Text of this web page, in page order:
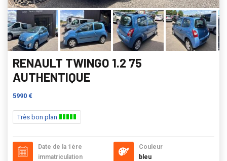
RENAULT TWINGO 1.2 75
AUTHENTIQUE
5990 €
Très bon plan
Date de la 1ère
immatriculation
Couleur
bleu